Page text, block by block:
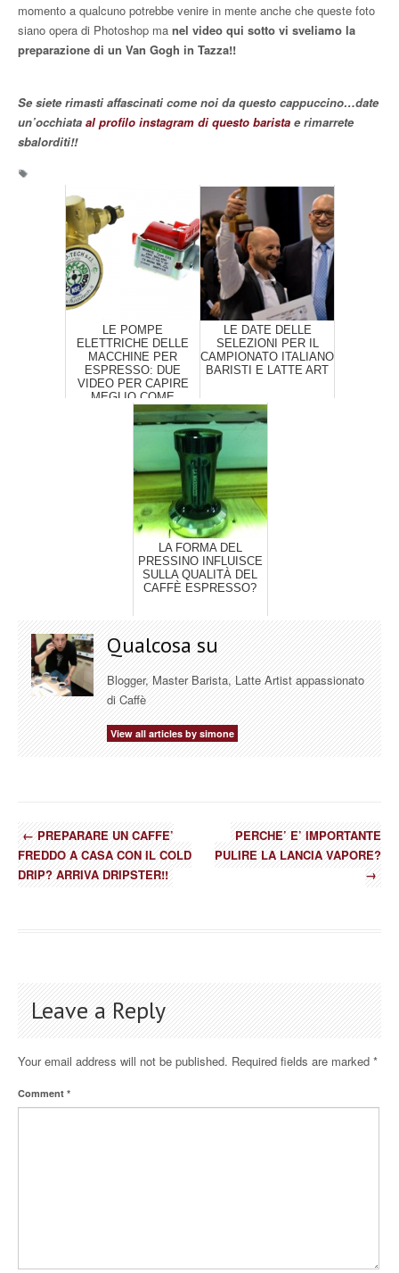
momento a qualcuno potrebbe venire in mente anche che queste foto
siano opera di Photoshop ma nel video qui sotto vi sveliamo la
preparazione di un Van Gogh in Tazza!!
Se siete rimasti affascinati come noi da questo cappuccino…date
un’occhiata al profilo instagram di questo barista e rimarrete
sbalorditi!!
LE POMPE
ELETTRICHE DELLE
MACCHINE PER
ESPRESSO: DUE
VIDEO PER CAPIRE
MEGLIO COME
FUNZIONANO
LE DATE DELLE
SELEZIONI PER IL
CAMPIONATO ITALIANO
BARISTI E LATTE ART
LA FORMA DEL
PRESSINO INFLUISCE
SULLA QUALITÀ DEL
CAFFÈ ESPRESSO?
Qualcosa su
Blogger, Master Barista, Latte Artist appassionato
di Caffè
View all articles by simone
←PREPARARE UN CAFFE’
FREDDO A CASA CON IL COLD
DRIP? ARRIVA DRIPSTER!!
PERCHE’ E’ IMPORTANTE
PULIRE LA LANCIA VAPORE?
→
Leave a Reply
Your email address will not be published. Required fields are marked *
Comment *